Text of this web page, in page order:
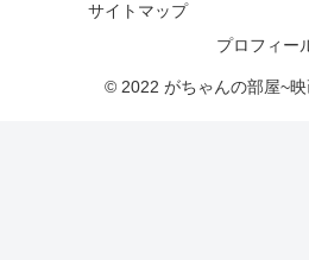
サイトマップ
プロフィー
© 2022 がちゃんの部屋~映